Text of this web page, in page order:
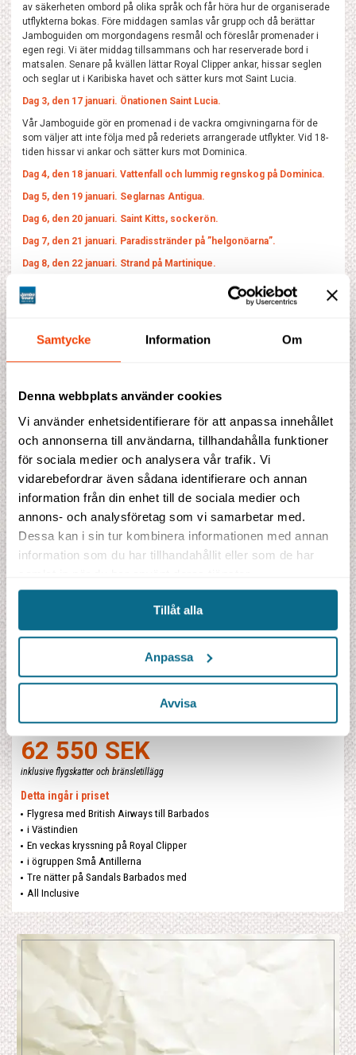
Samtycke Information Om
Denna webbplats använder cookies
Vi använder enhetsidentifierare för att anpassa innehållet
och annonserna till användarna, tillhandahålla funktioner
för sociala medier och analysera vår trafik. Vi
vidarebefordrar även sådana identifierare och annan
information från din enhet till de sociala medier och
annons- och analysföretag som vi samarbetar med.
Dessa kan i sin tur kombinera informationen med annan
information som du har tillhandahållit eller som de har
Tillåt alla
Anpassa
Avvisa
av säkerheten ombord på olika språk och får höra hur de organiserade
utflykterna bokas. Före middagen samlas vår grupp och då berättar
Jamboguiden om morgondagens resmål och föreslår promenader i
egen regi. Vi äter middag tillsammans och har reserverade bord i
matsalen. Senare på kvällen lättar Royal Clipper ankar, hissar seglen
och seglar ut i Karibiska havet och sätter kurs mot Saint Lucia.
Dag 3, den 17 januari. Önationen Saint Lucia.
Vår Jamboguide gör en promenad i de vackra omgivningarna för de
som väljer att inte följa med på rederiets arrangerade utflykter. Vid 18-
tiden hissar vi ankar och sätter kurs mot Dominica.
Dag 4, den 18 januari. Vattenfall och lummig regnskog på Dominica.
Dag 5, den 19 januari. Seglarnas Antigua.
Dag 6, den 20 januari. Saint Kitts, sockerön.
Dag 7, den 21 januari. Paradisstränder på ”helgonöarna”.
Dag 8, den 22 januari. Strand på Martinique.
Dag 9, den 23 januari. Landstigning på Barbados.
Dag 10, den 24 januari.
Fullständigt program
Fakta
Prisblad
Avresedatum
Avresor 2027
Boka din resa
62 550 SEK
inklusive flygskatter och bränsletillägg
Detta ingår i priset
Flygresa med British Airways till Barbados
i Västindien
En veckas kryssning på Royal Clipper
i ögruppen Små Antillerna
Tre nätter på Sandals Barbados med
All Inclusive